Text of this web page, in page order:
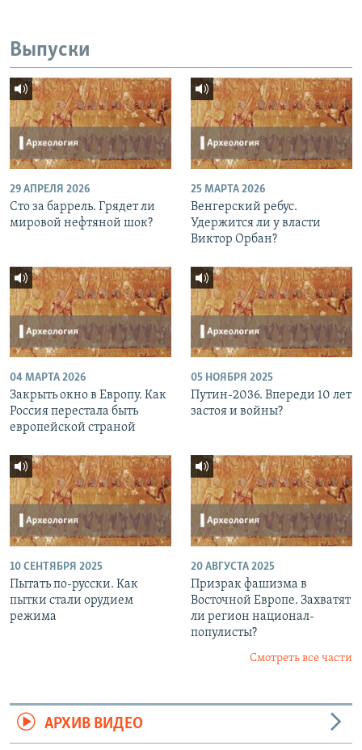
Выпуски
29 АПРЕЛЯ 2026
Сто за баррель. Грядет ли
мировой нефтяной шок?
25 МАРТА 2026
Венгерский ребус.
Удержится ли у власти
Виктор Орбан?
04 МАРТА 2026
Закрыть окно в Европу. Как
Россия перестала быть
европейской страной
05 НОЯБРЯ 2025
Путин-2036. Впереди 10 лет
застоя и войны?
10 СЕНТЯБРЯ 2025
Пытать по-русски. Как
пытки стали орудием
режима
20 АВГУСТА 2025
Призрак фашизма в
Восточной Европе. Захватят
ли регион национал-
популисты?
Смотреть все части
АРХИВ ВИДЕО